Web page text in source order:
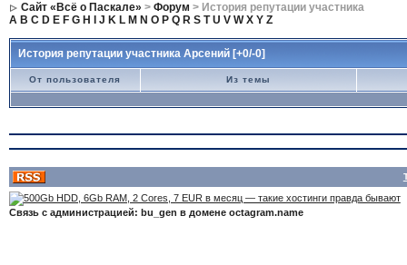
Сайт «Всё о Паскале» > Форум > История репутации участника
A B C D E F G H J K L M N O P Q R S T U V W X Y Z
История репутации участника Арсений [+0/-0]
От пользователя Из темы
Связь с администрацией: bu_gen в домене octagram.name